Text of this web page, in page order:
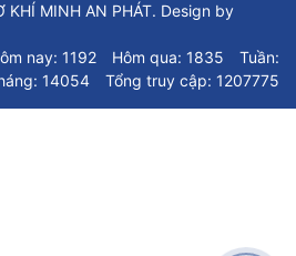
KHÍ MINH AN PHÁT. Design by
nay: 1192 Hôm qua: 1835
Tuần:
14054 Tổng truy cập: 1207775